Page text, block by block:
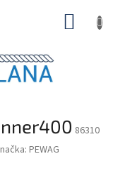
86310
PEWAG